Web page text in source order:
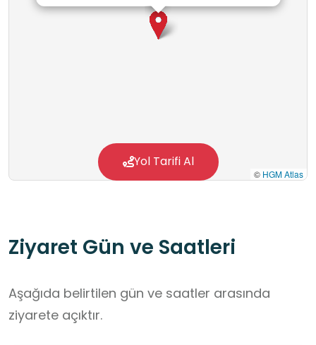
© HGM Atlas
Yol Tarifi Al
Ziyaret Gün ve Saatleri
Aşağıda belirtilen gün ve saatler arasında
ziyarete açıktır.